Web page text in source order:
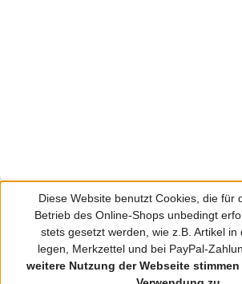
Diese Website benutzt Cookies, die für
Betrieb des Online-Shops unbedingt
stets gesetzt werden, wie z.B. Artikel in
legen, Merkzettel und bei PayPal-
weitere Nutzung der Webseite